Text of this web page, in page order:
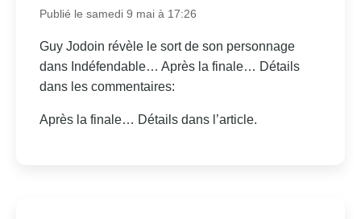
Publié le samedi 9 mai à 17:26
Guy Jodoin révèle le sort de son personnage
dans Indéfendable… Après la finale… Détails
dans les commentaires:
Après la finale… Détails dans l’article.